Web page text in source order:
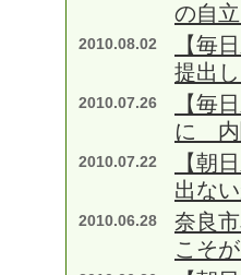
の自
2010.08.02
【毎
提出
2010.07.26
【毎
に 内
2010.07.22
【朝
出な
2010.06.28
奈良
こそ